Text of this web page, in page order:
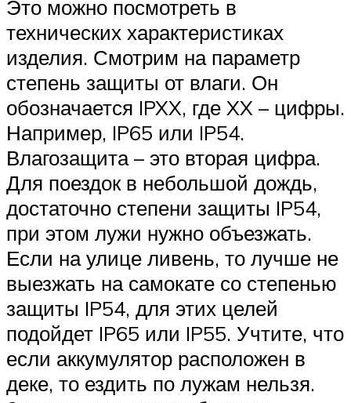
Это можно посмотреть в
технических характеристиках
изделия. Смотрим на параметр
степень защиты от влаги. Он
обозначается IPXX, где XX – цифры.
Например, IP65 или IP54.
Влагозащита – это вторая цифра.
Для поездок в небольшой дождь,
достаточно степени защиты IP54,
при этом лужи нужно объезжать.
Если на улице ливень, то лучше не
выезжать на самокате со степенью
защиты IP54, для этих целей
подойдет IP65 или IP55. Учтите, что
если аккумулятор расположен в
деке, то ездить по лужам нельзя.